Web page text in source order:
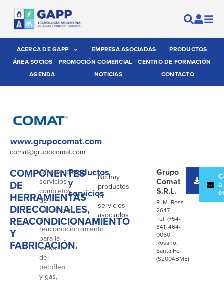
ACERCA DE GAPP EMPRESA ASOCIADAS
PRODUCTOS
ÁREA SOCIOS
PROMOCIÓN COMERCIAL
CENTRO DE FORMACIÓN
AGENDA
NOTICIAS CONTACTO
www.grupocomat.com
comat@grupocomat.com
COMPONENTES
DE
HERRAMIENTAS
DIRECCIONALES,
REACONDICIONAMIENTO
Y
FABRICACIÓN.
Ofrecemos
servicios
completos
de
fabricación
y
reacondicionamiento
para la
industria
del
petróleo
y gas,
Productos
y
servicios
No hay
productos
ni
servicios
asociados
Grupo
Comat
S.R.L.
R. M. Ross
2647
Tel: (+54-
341) 464-
0060
Rosario,
Santa Fe
(S2004BME)